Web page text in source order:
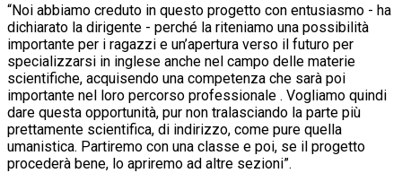
“Noi abbiamo creduto in questo progetto con entusiasmo - ha
dichiarato la dirigente - perché la riteniamo una possibilità
importante per i ragazzi e un’apertura verso il futuro per
specializzarsi in inglese anche nel campo delle materie
scientifiche, acquisendo una competenza che sarà poi
importante nel loro percorso professionale . Vogliamo quindi
dare questa opportunità, pur non tralasciando la parte più
prettamente scientifica, di indirizzo, come pure quella
umanistica. Partiremo con una classe e poi, se il progetto
procederà bene, lo apriremo ad altre sezioni”.